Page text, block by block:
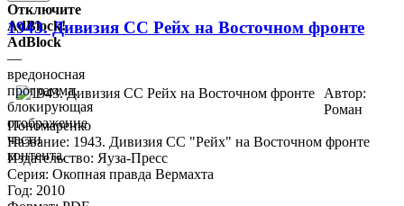
Отключите
AdBlock!
AdBlock
—
вредоносная
программа,
блокирующая
отображение
части
контента.
1943. Дивизия СС Рейх на Восточном фронте
Автор:
Роман
Пономаренко
Название: 1943. Дивизия СС "Рейх" на Восточном фронте
Издательство: Яуза-Пресс
Серия: Окопная правда Вермахта
Год: 2010